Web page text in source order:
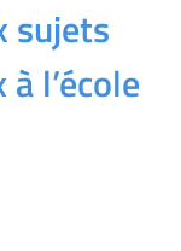
sujets
l’école